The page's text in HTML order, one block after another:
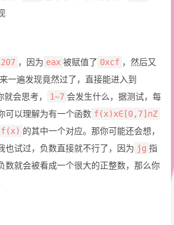
，因为 eax 被赋值了 0xcf ，然后又
一遍发现竟然过了，直接能进入到
会思考，
1~7 会发生什么，据测试，每
可以理解为有一个函数 f(x)x∈[0,7]∩Z
的其中一个对应。那你可能还会想，
也试过，负数直接就不行了，因为 jg 指
数就会被看成一个很大的正整数，那么你